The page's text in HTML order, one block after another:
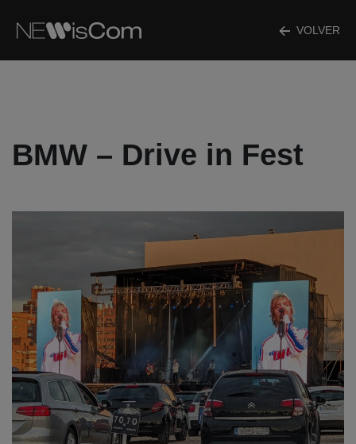
VOLVER
BMW – Drive in Fest